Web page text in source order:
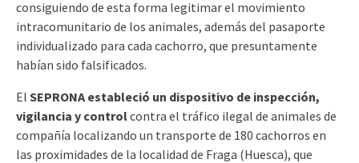
consiguiendo de esta forma legitimar el movimiento
intracomunitario de los animales, además del pasaporte
individualizado para cada cachorro, que presuntamente
habían sido falsificados.
El SEPRONA estableció un dispositivo de inspección,
vigilancia y controlcontra el tráfico ilegal de animales de
compañía localizando un transporte de 180 cachorros en
las proximidades de la localidad de Fraga (Huesca), que